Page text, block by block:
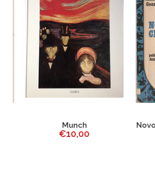
Munch
€10,00
Novo